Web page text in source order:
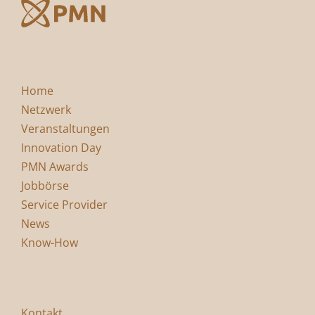
Home
Netzwerk
Veranstaltungen
Innovation Day
PMN Awards
Jobbörse
Service Provider
News
Know-How